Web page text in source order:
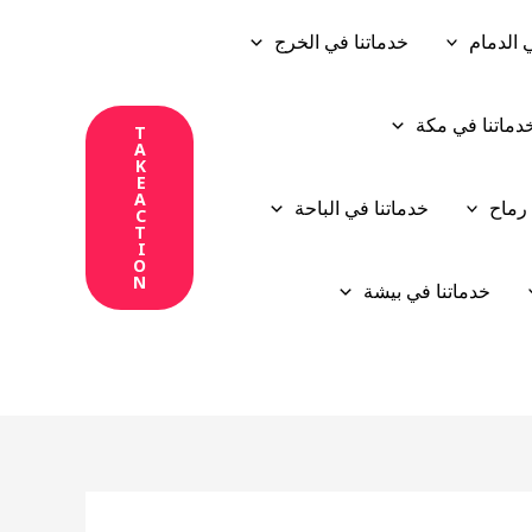
الدمام خدماتنا في الخرج
في مكة
رماح خدماتنا في الباحة
خدماتنا في بيشة
T
A
K
E
A
C
T
I
O
N